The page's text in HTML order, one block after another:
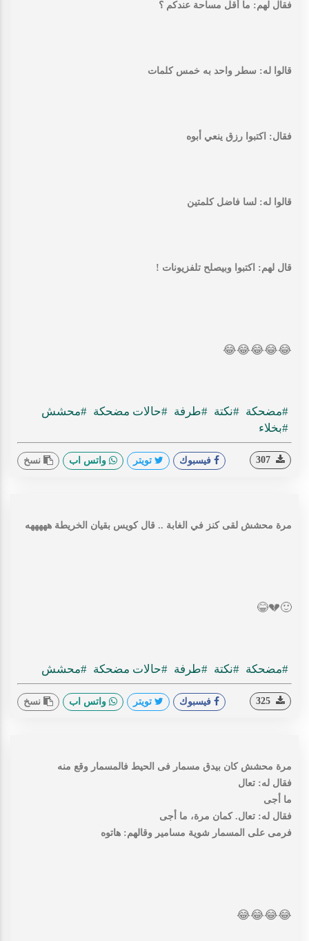
فقال لهم: ما أقل مساحة عندكم ؟
قالوا له: سطر واحد به خمس كلمات
فقال: اكتبوا رزق ينعي أبوه
قالوا له: لسا فاضل كلمتين
قال لهم: اكتبوا وبيصلح تلفزيونات !
😂
😂
😂
😂
😂
#مضحكة #نكتة #طرفة #حالات مضحكة #محشش
#بخلاء
فيسبوك تويتر واتس اب نسخ
مرة محشش لقى كنز في الغابة .. قال كويس بقيان الخريطة هههههه
🙂
💔
😂
#مضحكة #نكتة #طرفة #حالات مضحكة #محشش
فيسبوك تويتر واتس اب نسخ
مرة محشش كان بيدق مسمار فى الحيط فالمسمار وقع منه
فقال له: تعال
ما أجى
فقال له: تعال. كمان مرة، ما أجى
فرمى على المسمار شوية مسامير وقالهم: هاتوه
😂
😂
😂
😂